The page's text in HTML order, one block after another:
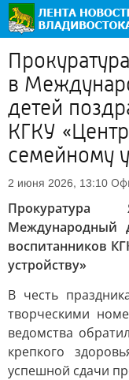
в
детей
КГКУ
семейному
2 июня 2026, 13:10
Международный
воспитанников
устройству»
В честь
творческими
ведомства
крепкого
успешной сдачи